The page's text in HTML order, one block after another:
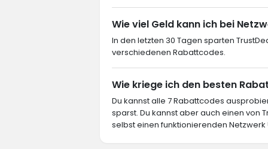
Wie viel Geld kann ich bei
In den letzten 30 Tagen sparten
verschiedenen Rabattcodes.
Wie kriege ich den besten
Du kannst alle 7 Rabattcodes
sparst. Du kannst aber auch einen von
selbst einen funktionierenden